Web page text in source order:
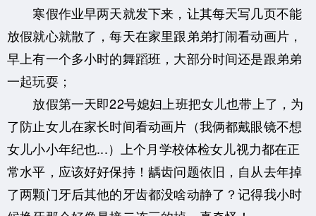
寒假作业早两天就发下来，让其每天写几页不能
放假就心就散了，每天在家里跟弟弟打闹看动画片，
早上有一个多小时的舞蹈班，大部分时间还是跟弟弟
一起玩耍；
放假第一天即22号媳妇上班把女儿也带上了，为
了防止女儿在家长时间看动画片（我俩都戴眼镜不想
女儿小小年纪也...）上个月学校体检女儿视力都在正
常水平，应该好好保持！龋齿问题依旧，自从去年掉
了两颗门牙后其他的牙齿都没啥动静了？记得我小时